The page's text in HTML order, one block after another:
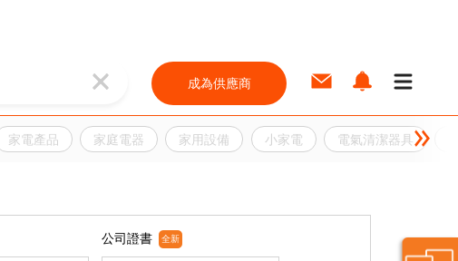
成為供應商
家電產品 家庭電器 家用設備 小家電 電氣清潔器具
公司證書 全新